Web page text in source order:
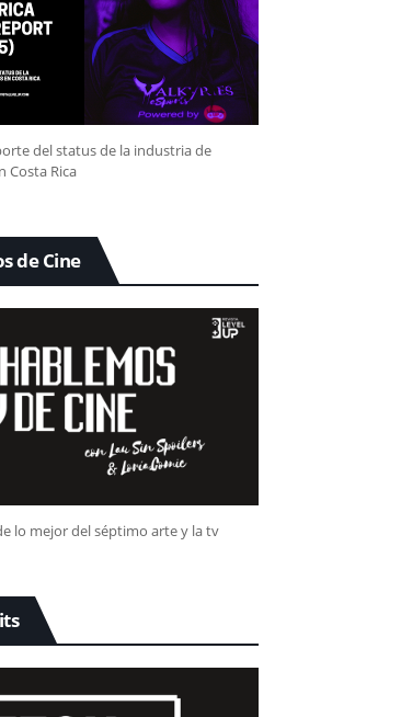
del status de la industria de
Costa Rica
de Cine
lo mejor del séptimo arte y la tv